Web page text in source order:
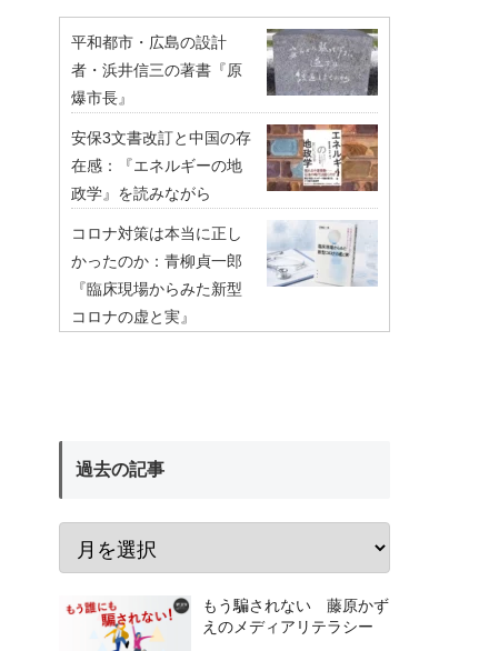
平和都市・広島の設計
者・浜井信三の著書『原
爆市長』
安保3文書改訂と中国の存
在感：『エネルギーの地
政学』を読みながら
コロナ対策は本当に正し
かったのか：青柳貞一郎
『臨床現場からみた新型
コロナの虚と実』
過去の記事
もう騙されない 藤原かず
えのメディアリテラシー